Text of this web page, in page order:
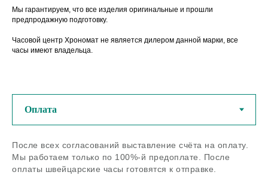
Мы гарантируем, что все изделия оригинальные и прошли
предпродажную подготовку.
Часовой центр Хрономат не является дилером данной марки, все
часы имеют владельца.
После всех согласований выставление счёта на оплату.
Мы работаем только по 100%-й предоплате. После
оплаты швейцарские часы готовятся к отправке.
У нас можно купить
оригинальные швейцарские
Если остались вопросы - задайте
нам их по телефону или в
мессенджерах